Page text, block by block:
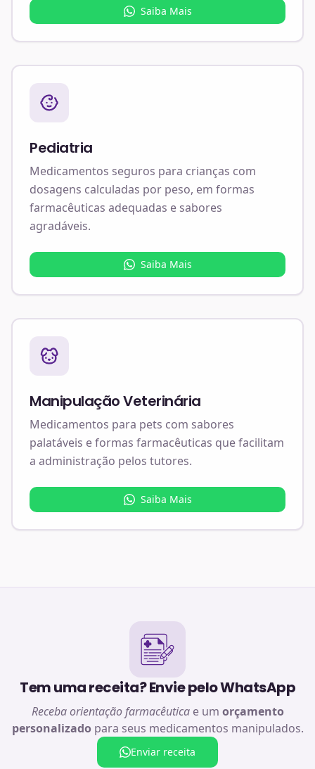
Saiba Mais
Pediatria
Medicamentos seguros para crianças com
dosagens calculadas por peso, em formas
farmacêuticas adequadas e sabores
agradáveis.
Saiba Mais
Manipulação Veterinária
Medicamentos para pets com sabores
palatáveis e formas farmacêuticas que facilitam
a administração pelos tutores.
Saiba Mais
Tem uma receita? Envie pelo WhatsApp
Receba orientação farmacêuticae um orçamento
personalizado para seus medicamentos manipulados.
Enviar receita